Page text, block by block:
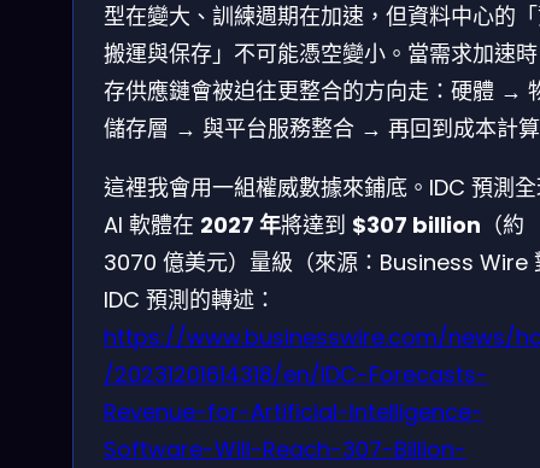
型在變大、訓練週期在加速，但資料中心的
搬運與保存」不可能憑空變小。當需求加速
存供應鏈會被迫往更整合的方向走：硬體 →
儲存層 → 與平台服務整合 → 再回到成本計
這裡我會用一組權威數據來鋪底。IDC 預測
AI 軟體在 2027 年將達到 $307 billion （約
3070 億美元）量級（來源：Business Wire
IDC 預測的轉述：
https://www.businesswire.com/news/
/20231201614318/en/IDC-Forecasts-
Revenue-for-Artificial-Intelligence-
Software-Will-Reach-307-Billion-